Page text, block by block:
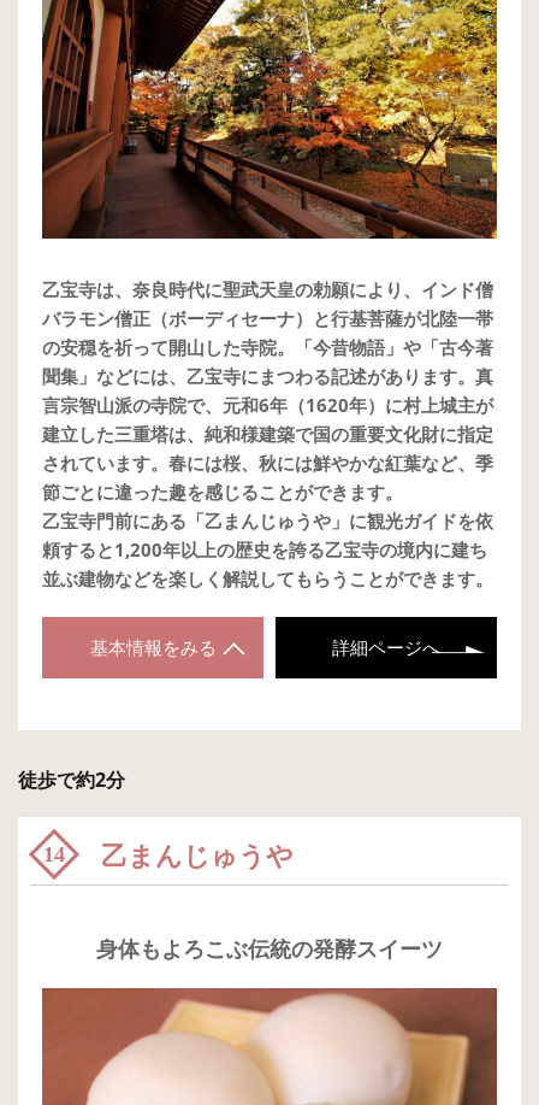
乙宝寺は、奈良時代に聖武天皇の勅願により、インド僧
バラモン僧正（ボーディセーナ）と行基菩薩が北陸一帯
の安穏を祈って開山した寺院。「今昔物語」や「古今著
聞集」などには、乙宝寺にまつわる記述があります。真
言宗智山派の寺院で、元和6年（1620年）に村上城主が
建立した三重塔は、純和様建築で国の重要文化財に指定
されています。春には桜、秋には鮮やかな紅葉など、季
節ごとに違った趣を感じることができます。
乙宝寺門前にある「乙まんじゅうや」に観光ガイドを依
頼すると1,200年以上の歴史を誇る乙宝寺の境内に建ち
並ぶ建物などを楽しく解説してもらうことができます。
基本情報をみる 詳細ページへ
徒歩で約2分
14 乙まんじゅうや
身体もよろこぶ伝統の発酵スイーツ